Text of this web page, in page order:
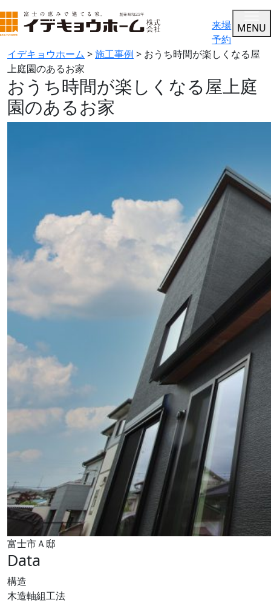
来場
予約
MENU
イデキョウホーム >施工事例 > おうち時間が楽しくなる屋
上庭園のあるお家
おうち時間が楽しくなる屋上庭
園のあるお家
富士市Ａ邸
Data
構造
木造軸組工法